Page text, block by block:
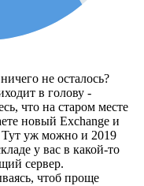
не осталось?
в голову -
что на старом месте
новый Exchange и
уж можно и 2019
у вас в какой-то
сервер.
чтоб проще